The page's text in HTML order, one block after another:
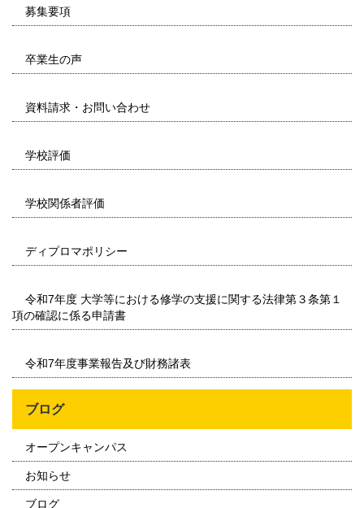
募集要項
卒業生の声
資料請求・お問い合わせ
学校評価
学校関係者評価
ディプロマポリシー
令和7年度 大学等における修学の支援に関する法律第３条第１
項の確認に係る申請書
令和7年度事業報告及び財務諸表
ブログ
オープンキャンパス
お知らせ
ブログ